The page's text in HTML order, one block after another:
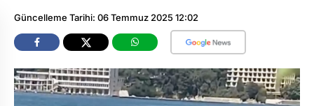
Güncelleme Tarihi: 06 Temmuz 2025 12:02